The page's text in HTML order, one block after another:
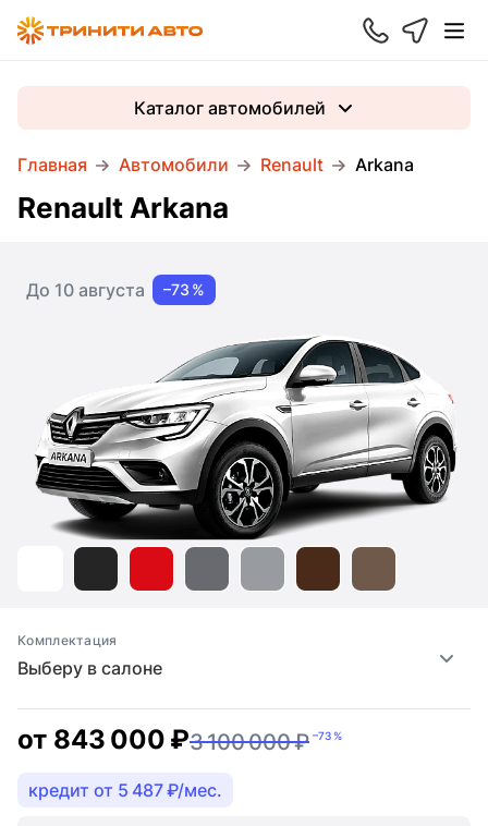
Главная Автомобили Renault Arkana
Каталог автомобилей
Renault Arkana
До 10 августа –73 %
Выберу в салоне
Комплектация
от 843 000 ₽3 100 000 ₽ –73 %
кредит от 5 487 ₽/мес.